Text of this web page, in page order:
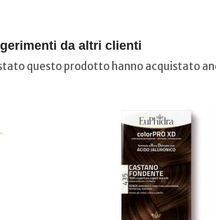
da altri clienti
questo prodotto hanno acquistato